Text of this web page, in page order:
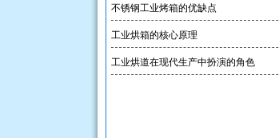
丝印uv机
不锈钢工业烤箱的优缺点
工业烘箱的核心原理
工业烘道在现代生产中扮演的角色